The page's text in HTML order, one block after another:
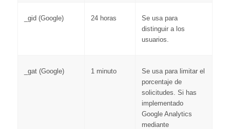
_gid (Google) 24 horas
Se usa para
distinguir a los
usuarios.
_gat (Google) 1 minuto
Se usa para limitar el
porcentaje de
solicitudes. Si has
implementado
Google Analytics
mediante